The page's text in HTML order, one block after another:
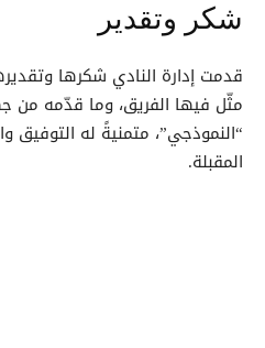
شكر وتقدير
قدمت إدارة النادي شكرها
مثّل فيها الفريق، وما قدّمه من
“النموذجي”، متمنيةً له التوفيق
المقبلة.